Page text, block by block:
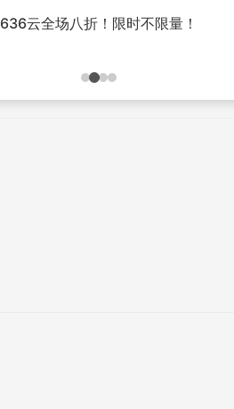
636云全场八折！限时不限量！